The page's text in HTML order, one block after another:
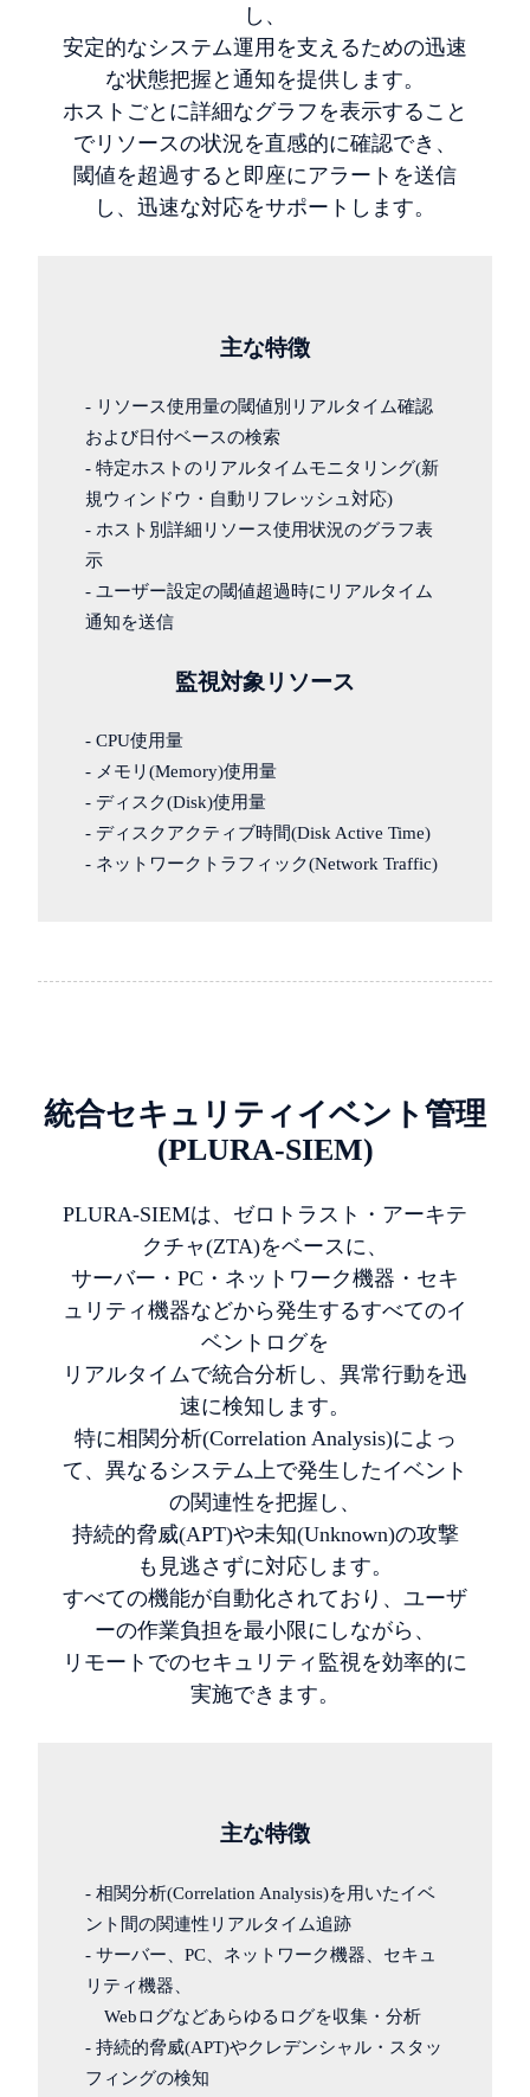
し、
安定的なシステム運用を支えるための迅速
な状態把握と通知を提供します。
ホストごとに詳細なグラフを表示すること
でリソースの状況を直感的に確認でき、
閾値を超過すると即座にアラートを送信
し、迅速な対応をサポートします。
主な特徴
- リソース使用量の閾値別リアルタイム確認
および日付ベースの検索
- 特定ホストのリアルタイムモニタリング(新
規ウィンドウ・自動リフレッシュ対応)
- ホスト別詳細リソース使用状況のグラフ表
示
- ユーザー設定の閾値超過時にリアルタイム
通知を送信
監視対象リソース
- CPU使用量
- メモリ(Memory)使用量
- ディスク(Disk)使用量
- ディスクアクティブ時間(Disk Active Time)
- ネットワークトラフィック(Network Traffic)
統合セキュリティイベント管理
(PLURA-SIEM)
PLURA-SIEMは、ゼロトラスト・アーキテ
クチャ(ZTA)をベースに、
サーバー・PC・ネットワーク機器・セキ
ュリティ機器などから発生するすべてのイ
ベントログを
リアルタイムで統合分析し、異常行動を迅
速に検知します。
特に相関分析(Correlation Analysis)によっ
て、異なるシステム上で発生したイベント
の関連性を把握し、
持続的脅威(APT)や未知(Unknown)の攻撃
も見逃さずに対応します。
すべての機能が自動化されており、ユーザ
ーの作業負担を最小限にしながら、
リモートでのセキュリティ監視を効率的に
実施できます。
主な特徴
- 相関分析(Correlation Analysis)を用いたイベ
ント間の関連性リアルタイム追跡
- サーバー、PC、ネットワーク機器、セキュ
リティ機器、
Webログなどあらゆるログを収集・分析
- 持続的脅威(APT)やクレデンシャル・スタッ
フィングの検知